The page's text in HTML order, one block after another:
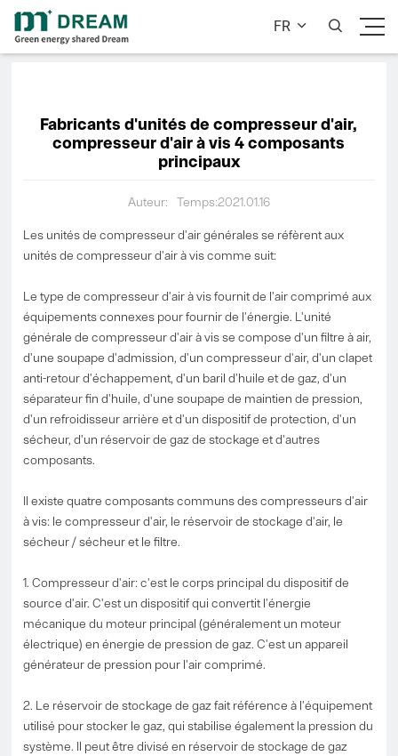
FR  
Fabricants d'unités de compresseur d'air,
compresseur d'air à vis 4 composants
principaux
Auteur: Temps:2021.01.16
Les unités de compresseur d'air générales se réfèrent aux
unités de compresseur d'air à vis comme suit:
Le type de compresseur d'air à vis fournit de l'air comprimé aux
équipements connexes pour fournir de l'énergie. L'unité
générale de compresseur d'air à vis se compose d'un filtre à air,
d'une soupape d'admission, d'un compresseur d'air, d'un clapet
anti-retour d'échappement, d'un baril d'huile et de gaz, d'un
séparateur fin d'huile, d'une soupape de maintien de pression,
d'un refroidisseur arrière et d'un dispositif de protection, d'un
sécheur, d'un réservoir de gaz de stockage et d'autres
composants.
Il existe quatre composants communs des compresseurs d'air
à vis: le compresseur d'air, le réservoir de stockage d'air, le
sécheur / sécheur et le filtre.
1. Compresseur d'air: c'est le corps principal du dispositif de
source d'air. C'est un dispositif qui convertit l'énergie
mécanique du moteur principal (généralement un moteur
électrique) en énergie de pression de gaz. C'est un appareil
générateur de pression pour l'air comprimé.
2. Le réservoir de stockage de gaz fait référence à l'équipement
utilisé pour stocker le gaz, qui stabilise également la pression du
système. Il peut être divisé en réservoir de stockage de gaz